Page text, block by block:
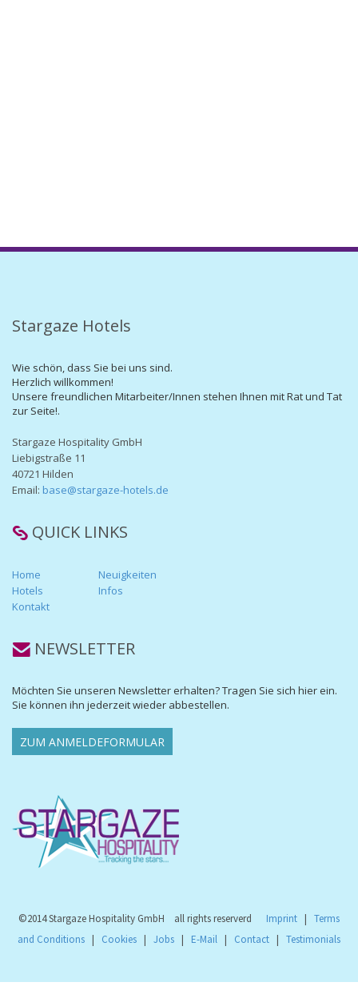
Stargaze Hotels
Wie schön, dass Sie bei uns sind.
Herzlich willkommen!
Unsere freundlichen Mitarbeiter/Innen stehen Ihnen mit Rat und Tat
zur Seite!.
Stargaze Hospitality GmbH
Liebigstraße 11
40721 Hilden
Email: base@stargaze-hotels.de
QUICK LINKS
Home
Neuigkeiten
Hotels
Infos
Kontakt
NEWSLETTER
Möchten Sie unseren Newsletter erhalten? Tragen Sie sich hier ein.
Sie können ihn jederzeit wieder abbestellen.
©2014Stargaze Hospitality GmbH all rights reserverd Imprint | Terms
and Conditions | Cookies | Jobs | E-Mail | Contact | Testimonials